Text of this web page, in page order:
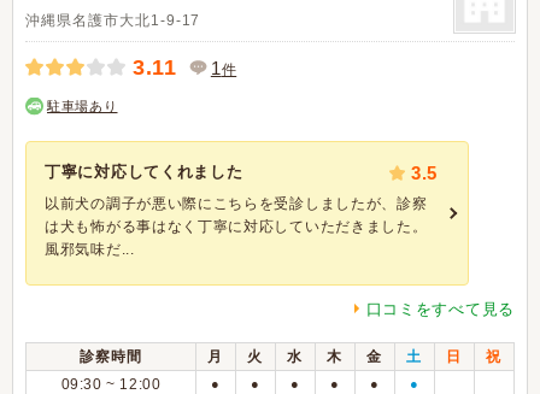
沖縄県名護市大北1-9-17
3.11 1件
駐車場あり
丁寧に対応してくれました 3.5
以前犬の調子が悪い際にこちらを受診しましたが、診察
は犬も怖がる事はなく丁寧に対応していただきました。
風邪気味だ...
口コミをすべて見る
診察時間 月 火 水 木 金 土 日
祝
09:30 ~ 12:00
● ● ● ● ● ●